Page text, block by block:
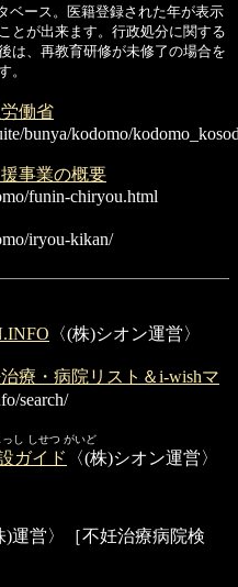
ベース。医籍登録された年が表示
とが出来ます。行政処分に関する
は、再教育研修が未修了の場合を
。
働省
bunya/kodomo/
事業の概要
funin-chiryou.html
iryou-kikan/
〈(株)シオン運営〉
療・病院リスト＆i-wishマ
search/
し しせつ がいど
ガイド
〈(株)シオン運営〉
)運営〉［不妊治療病院検